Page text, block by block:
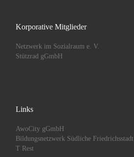
Korporative Mitglieder
Netzwerk im Sozialraum e. V.
Stützrad gGmbH
Links
AwoCity gGmbH
Bildungsnetzwerk Südliche Friedrichsstadt
T Rest